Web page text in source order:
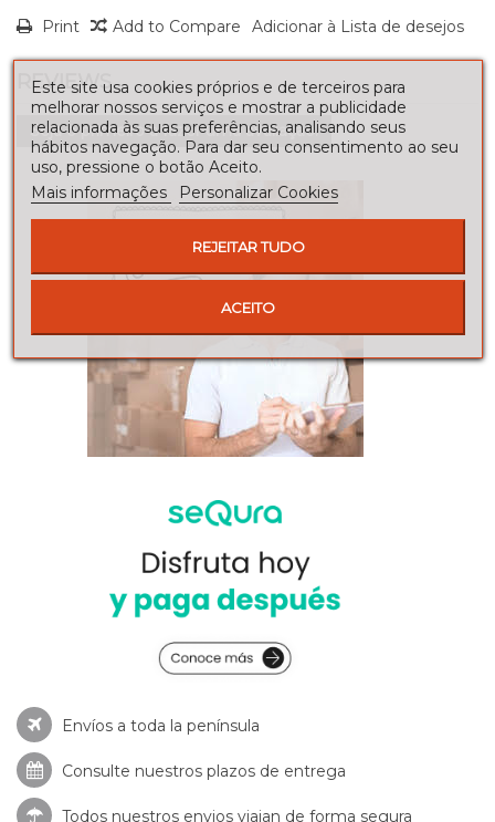
Print Add to Compare Adicionar à Lista de desejos
REVIEWS
Seja o primeiro a fazer uma avaliação!
Envíos a toda la península
Consulte nuestros plazos de entrega
Todos nuestros envios viajan de forma segura
Este site usa cookies próprios e de terceiros para
melhorar nossos serviços e mostrar a publicidade
relacionada às suas preferências, analisando seus
hábitos navegação. Para dar seu consentimento ao seu
uso, pressione o botão Aceito.
Mais informações
Personalizar Cookies
REJEITAR TUDO
ACEITO